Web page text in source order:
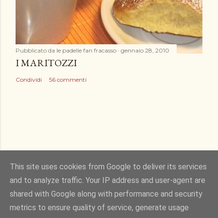
Pubblicato da le padelle fan fracasso gennaio 28, 2010
I MARITOZZI
Condividi 56 commenti
Powered by Blogger
Immagini dei temi diGintare Marcel
This site uses cookies from Google to deliver its services
and to analyze traffic. Your IP address and user-agent are
shared with Google along with performance and security
metrics to ensure quality of service, generate usage